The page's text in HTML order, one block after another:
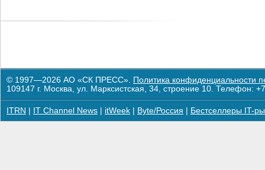
© 1997—2026 АО «СК ПРЕСС». Политика конфиденциальности
109147 г. Москва, ул. Марксистская, 34, строение 10. Телефон:
ITRN IT Channel News itWeek Byte/Россия Бестселлеры IT-